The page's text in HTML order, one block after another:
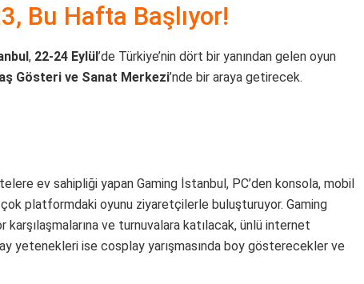
Bu Hafta Başlıyor!
, 22-24 Eylül’de Türkiye’nin dört bir yanından gelen oyun
Gösteri ve Sanat Merkezi’nde bir araya getirecek.
ev sahipliği yapan Gaming İstanbul, PC’den konsola, mobil
platformdaki oyunu ziyaretçilerle buluşturuyor. Gaming
ve turnuvalara katılacak, ünlü internet
yetenekleri ise cosplay yarışmasında boy gösterecekler ve